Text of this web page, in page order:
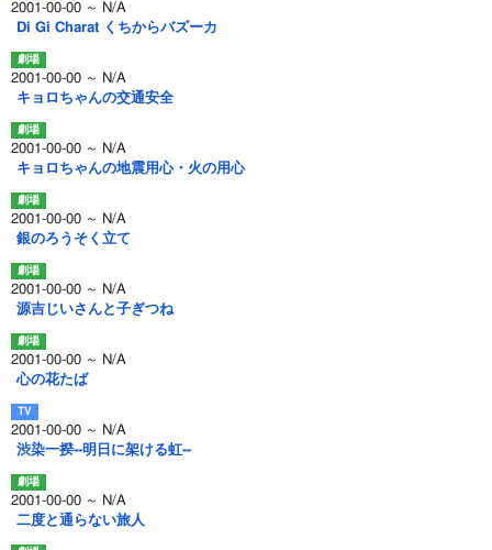
2001-00-00 ～ N/A
Di Gi Charat くちからバズーカ
2001-00-00 ～ N/A
キョロちゃんの交通安全
2001-00-00 ～ N/A
キョロちゃんの地震用心・火の用心
2001-00-00 ～ N/A
銀のろうそく立て
2001-00-00 ～ N/A
源吉じいさんと子ぎつね
2001-00-00 ～ N/A
心の花たば
2001-00-00 ～ N/A
渋染一揆--明日に架ける虹--
2001-00-00 ～ N/A
二度と通らない旅人